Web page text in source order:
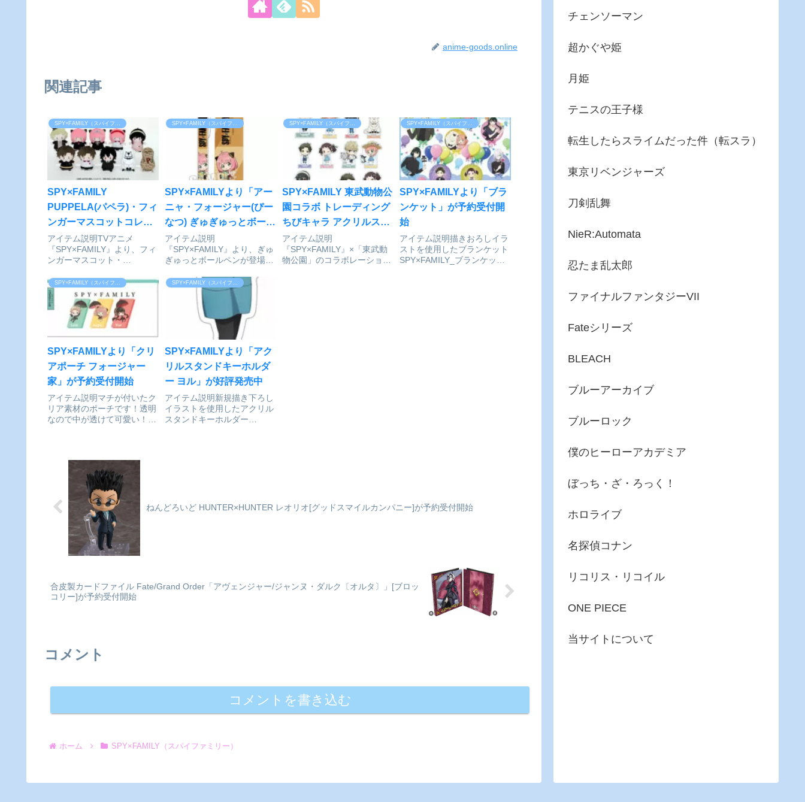
anime-goods.online
関連記事
SPY×FAMILY（スパイファミリー）
SPY×FAMILY
PUPPELA(パペラ)・フィ
ンガーマスコットコレク
ション[ぬいぐるみ]
Mission2 10個入り
BOX[ムービック]が予約
受付開始
アイテム説明TVアニメ
『SPY×FAMILY』より、フィ
ンガーマスコット・
ズが続々登場
♪「PUPPELA（パペラ）」は
「可愛い」「使える」「一緒
に出歩ける」フィンガーパペ
ットシリーズです。指人形と
してだけでなく...
SPY×FAMILY（スパイファミリー）
SPY×FAMILYより「アー
ニャ・フォージャー(ぴー
なつ) ぎゅぎゅっとボール
ペン」が好評発売中
アイテム説明
『SPY×FAMILY』より、ぎゅ
ぎゅっとボールペンが登場で
フォージャー(ぴーなつ) ぎゅ
ぎゅっとボールペン©遠藤達
哉／集英社colleizeで探す
SPY×FAMILY（スパイファミリー）
SPY×FAMILY 東武動物公
園コラボ トレーディング
ちびキャラ アクリルスタ
ンド 12個入りBOX[アル
マビアンカ]が予約受付開
始
アイテム説明
『SPY×FAMILY』×「東武動
物公園」のコラボレーション
SPY×FAMILY（スパイファミリー）
SPY×FAMILYより「ブラ
ンケット」が予約受付開
始
アイテム説明描きおろしイラ
ストを使用したブランケット
SPY×FAMILY_ブランケット©
SPY×FAMILY（スパイファミリー）
SPY×FAMILYより「クリ
アポーチ フォージャー
家」が予約受付開始
アイテム説明マチが付いたク
リア素材のポーチです！透明
なので中が透けて可愛い！
SPY×FAMILY（スパイファミリー）
SPY×FAMILYより「アク
リルスタンドキーホルダ
ー ヨル」が好評発売中
アイテム説明新規描き下ろし
イラストを使用したアクリル
スタンドキーホルダー
ねんどろいど HUNTER×HUNTER レオリオ[グッドスマイルカンパニー]が予約受付開始
合皮製カードファイル Fate/Grand Order「アヴェンジャー/ジャンヌ・ダルク〔オルタ〕」[ブロッ
コリー]が予約受付開始
コメント
コメントを書き込む
ホーム SPY×FAMILY（スパイファミリー）
チェンソーマン
超かぐや姫
月姫
テニスの王子様
転生したらスライムだった件（転スラ）
東京リベンジャーズ
刀剣乱舞
NieR:Automata
忍たま乱太郎
ファイナルファンタジーVII
Fateシリーズ
BLEACH
ブルーアーカイブ
ブルーロック
僕のヒーローアカデミア
ぼっち・ざ・ろっく！
ホロライブ
名探偵コナン
リコリス・リコイル
ONE PIECE
当サイトについて